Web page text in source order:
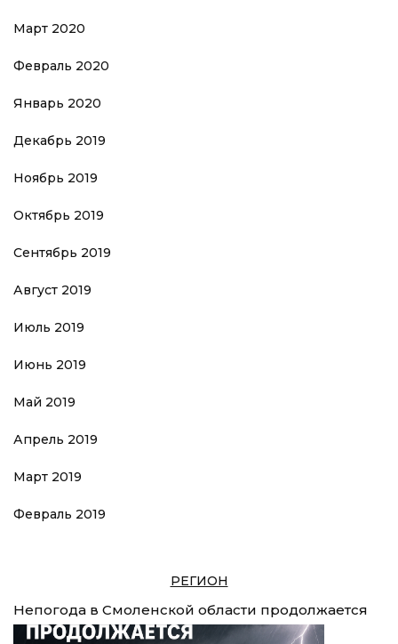
Март 2020
Февраль 2020
Январь 2020
Декабрь 2019
Ноябрь 2019
Октябрь 2019
Сентябрь 2019
Август 2019
Июль 2019
Июнь 2019
Май 2019
Апрель 2019
Март 2019
Февраль 2019
РЕГИОН
Непогода в Смоленской области продолжается